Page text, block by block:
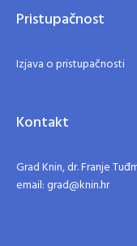
Pristupačnost
Izjava o pristupačnosti
Kontakt
Grad Knin, dr. Franje
email: grad@knin.hr